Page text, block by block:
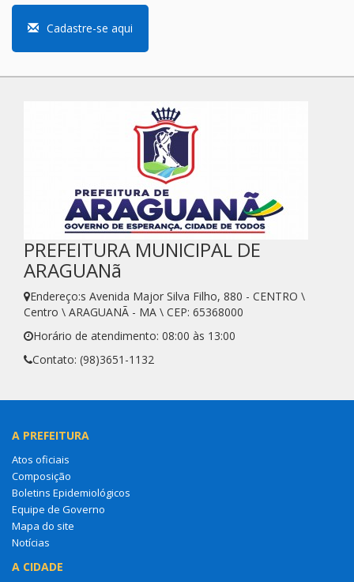
Cadastre-se aqui
PREFEITURA MUNICIPAL DE
ARAGUANã
Endereço:s Avenida Major Silva Filho, 880 - CENTRO \
Centro \ ARAGUANÃ - MA \ CEP: 65368000
Horário de atendimento: 08:00 às 13:00
Contato: (98)3651-1132
A PREFEITURA
Atos oficiais
Composição
Boletins Epidemiológicos
Equipe de Governo
Mapa do site
Notícias
A CIDADE